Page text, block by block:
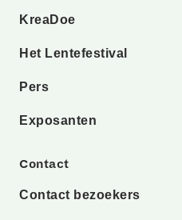
KreaDoe
Het Lentefestival
Pers
Exposanten
Contact
Contact bezoekers